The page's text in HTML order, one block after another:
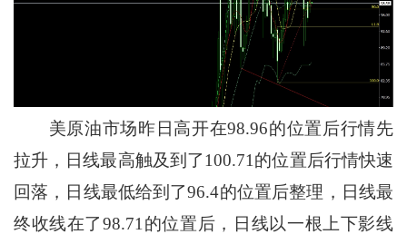
美原油市场昨日高开在98.96的位置后行情先
拉升，日线最高触及到了100.71的位置后行情快速
回落，日线最低给到了96.4的位置后整理，日线最
终收线在了98.71的位置后，日线以一根上下影线